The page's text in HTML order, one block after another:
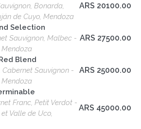
Bonarda,
de Cuyo, Mendoza
ARS 20100.00
Selection
Sauvignon, Malbec -
Mendoza
ARS 27500.00
Blend
Cabernet Sauvignon -
Mendoza
ARS 25000.00
Franc, Petit Verdot -
Valle de Uco,
ARS 45000.00